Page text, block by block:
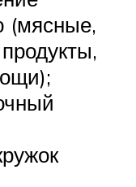
(мясные,